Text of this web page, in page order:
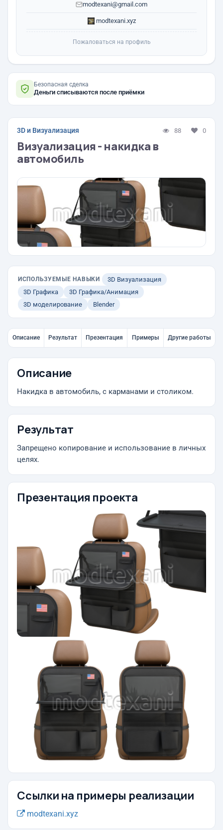
modtexani@gmail.com
modtexani.xyz
Пожаловаться на профиль
Безопасная сделка
Деньги списываются после приёмки
3D и Визуализация 88 0
Визуализация - накидка в
автомобиль
ИСПОЛЬЗУЕМЫЕ НАВЫКИ
3D Визуализация
3D Графика
3D Графика/Анимация
3D моделирование
Blender
Описание Результат Презентация Примеры Другие работы
Описание
Накидка в автомобиль, с карманами и столиком.
Результат
Запрещено копирование и использование в личных
целях.
Презентация проекта
Ссылки на примеры реализации
modtexani.xyz